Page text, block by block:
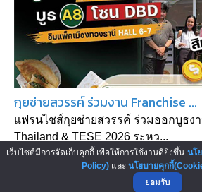
กุยช่ายสวรรค์ ร่วมงาน Franchise ...
แฟรนไชส์กุยช่ายสวรรค์ ร่วมออกบูธงา
Thailand & TESE 2026 ระหว...
เว็บไซต์มีการจัดเก็บคุกกี้ เพื่อให้การใช้งานดียิ่งขึ้น นโ
Policy)และ นโยบายคุกกี้
ยอมรับ